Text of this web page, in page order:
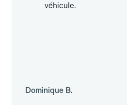
véhicule.
Dominique B.